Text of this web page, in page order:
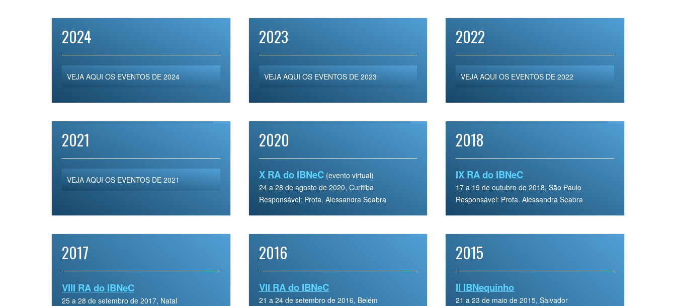
2024
VEJA AQUI OS EVENTOS DE 2024
2023
VEJA AQUI OS EVENTOS DE 2023
2022
VEJA AQUI OS EVENTOS DE 2022
2021
VEJA AQUI OS EVENTOS DE 2021
2020
X RA do IBNeC(evento virtual)
24 a 28 de agosto de 2020, Curitiba
Responsável: Profa. Alessandra Seabra
2018
IX RA do IBNeC
17 a 19 de outubro de 2018, São Paulo
Responsável: Profa. Alessandra Seabra
2017
VIII RA do IBNeC
25 a 28 de setembro de 2017, Natal
2016
VII RA do IBNeC
21 a 24 de setembro de 2016, Belém
2015
II IBNequinho
21 a 23 de maio de 2015, Salvador